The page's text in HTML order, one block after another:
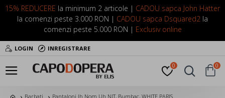
15% REDUCERE la minimum 2 articole | CADOU sapca John Hatter
la comenzi peste 3.000 RON | CADOU sapca Dsquared2 la
comenzi peste 5.000 RON | Exclusiv online
LOGIN INREGISTRARE
0 0
Barbati Pantaloni Ih Nom Uh NIT, Bumbac, WHITE PARIS